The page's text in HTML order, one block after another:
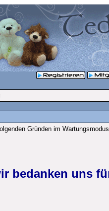
Gründen im
bedanken uns